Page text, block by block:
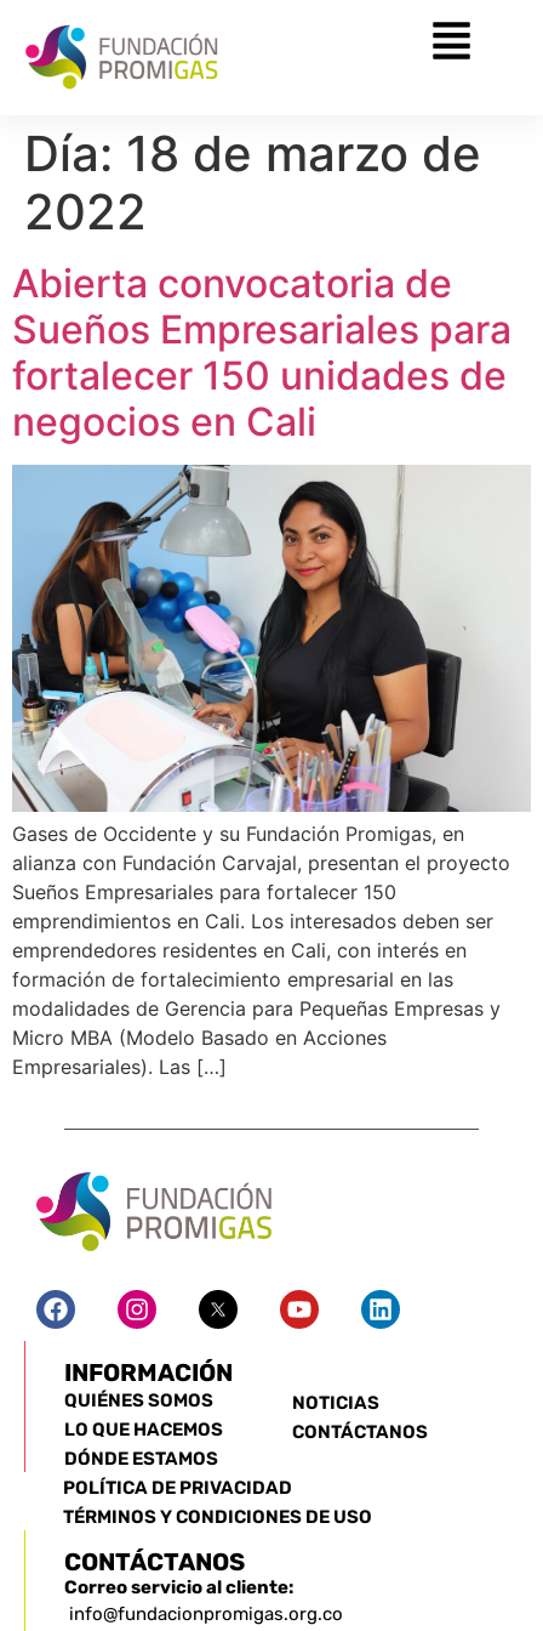
Día: 18 de marzo de
2022
Abierta convocatoria de
Sueños Empresariales para
fortalecer 150 unidades de
negocios en Cali
Gases de Occidente y su Fundación Promigas, en
alianza con Fundación Carvajal, presentan el proyecto
Sueños Empresariales para fortalecer 150
emprendimientos en Cali. Los interesados deben ser
emprendedores residentes en Cali, con interés en
formación de fortalecimiento empresarial en las
modalidades de Gerencia para Pequeñas Empresas y
Micro MBA (Modelo Basado en Acciones
Empresariales). Las […]
INFORMACIÓN
QUIÉNES SOMOS
LO QUE HACEMOS
DÓNDE ESTAMOS
NOTICIAS
CONTÁCTANOS
POLÍTICA DE PRIVACIDAD
TÉRMINOS Y CONDICIONES DE USO
CONTÁCTANOS
Correo servicio al cliente:
info@fundacionpromigas.org.co